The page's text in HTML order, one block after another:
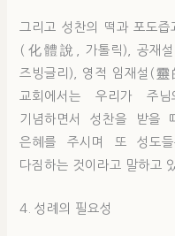
그리고 성찬의 떡과 포도
(化體說, 가톨릭), 공재
즈빙글리), 영적 임재설(
교회에서는 우리가 주
기념하면서 성찬을 받을
은혜를 주시며 또 성도
다짐하는 것이라고 말하고
4. 성례의 필요성